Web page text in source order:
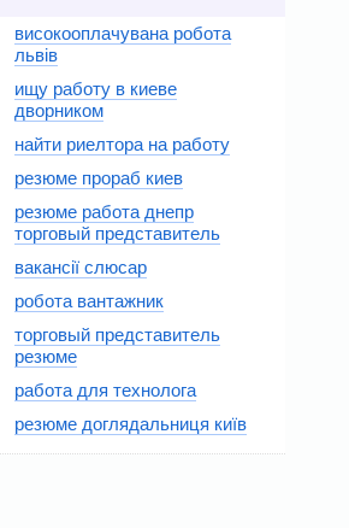
високооплачувана робота
львів
ищу работу в киеве
дворником
найти риелтора на работу
резюме прораб киев
резюме работа днепр
торговый представитель
вакансії слюсар
робота вантажник
торговый представитель
резюме
работа для технолога
резюме доглядальниця київ